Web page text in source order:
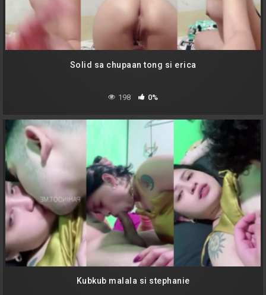
Solid sa chupaan tong si erica
198 0%
Kubkub malala si stephanie